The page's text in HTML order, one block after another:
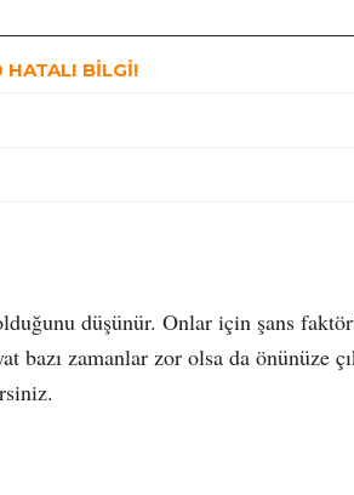
HATALI BİLGİ!
düşünür. Onlar için şans
bazı zamanlar zor olsa da önünüze